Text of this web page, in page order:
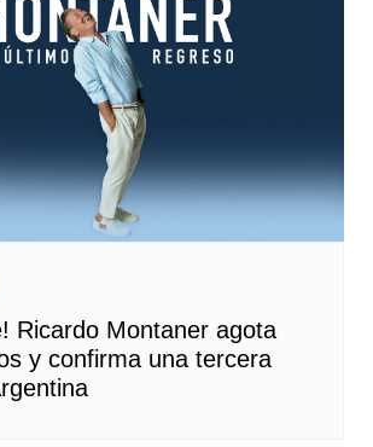
Ricardo Montaner agota
y confirma una tercera